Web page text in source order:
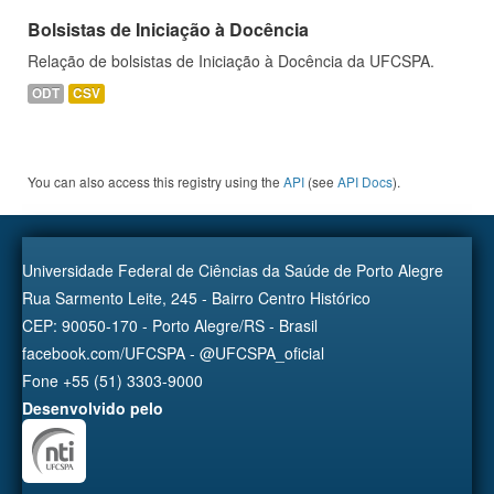
Bolsistas de Iniciação à Docência
Relação de bolsistas de Iniciação à Docência da UFCSPA.
ODT CSV
You can also access this registry using the API (see API Docs).
Universidade Federal de Ciências da Saúde de Porto Alegre
Rua Sarmento Leite, 245 - Bairro Centro Histórico
CEP: 90050-170 - Porto Alegre/RS - Brasil
facebook.com/UFCSPA - @UFCSPA_oficial
Fone +55 (51) 3303-9000
Desenvolvido pelo